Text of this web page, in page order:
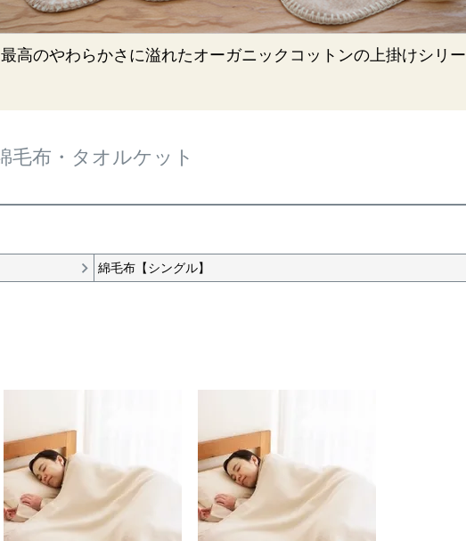
高のやわらかさに溢れたオーガニックコットンの上掛けシリー
毛布・タオルケット
綿毛布【シングル】